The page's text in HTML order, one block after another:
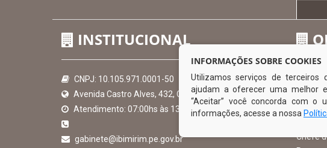
INSTITUCIONAL
CNPJ: 10.105.971.0001-50
Avenida Castro Alves, 432, Centro - CEP: 56-580-000
Atendimento: 07:00hs às 13:00hs
gabinete@ibimirim.pe.gov.br
O
Vice
Chefe
INFORMAÇÕES SOBRE COOKIES
Utilizamos serviços de terceiros
ajudam a oferecer uma melhor
“Aceitar” você concorda com o
informações, acesse a nossa